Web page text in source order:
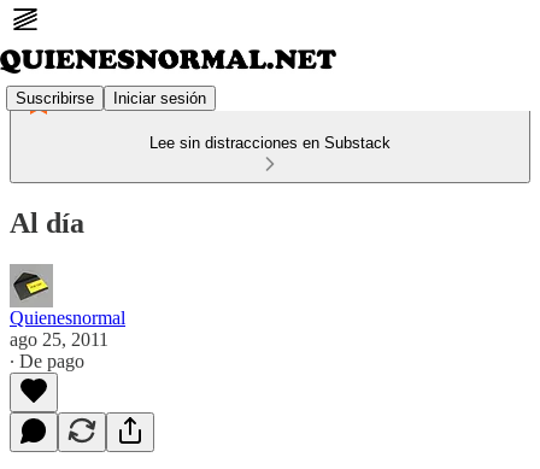
Suscribirse Iniciar sesión
Lee sin distracciones en Substack
Al día
Quienesnormal
ago 25, 2011
∙ De pago